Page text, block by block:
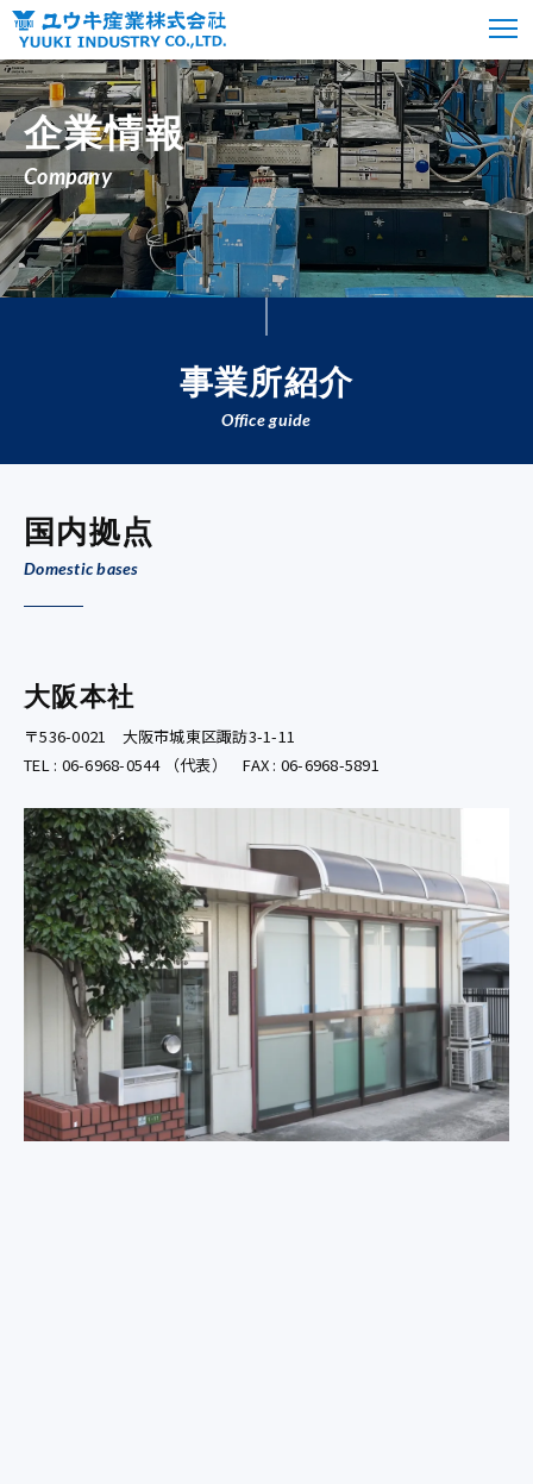
企業情報
Company
事業所紹介
Office guide
国内拠点
Domestic bases
大阪本社
〒536-0021 大阪市城東区諏訪3-1-11
TEL : 06-6968-0544 （代表） FAX : 06-6968-5891